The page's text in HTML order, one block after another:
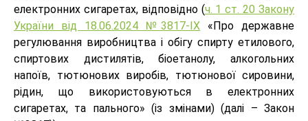
електронних сигаретах, відповідно (ч. 1 ст. 20 Закону
України від 18.06.2024 №3817-ІХ «Про державне
регулювання виробництва і обігу спирту етилового,
спиртових дистилятів, біоетанолу, алкогольних
напоїв, тютюнових виробів, тютюнової сировини,
рідин, що використовуються в електронних
сигаретах, та пального» (із змінами) (далі – Закон